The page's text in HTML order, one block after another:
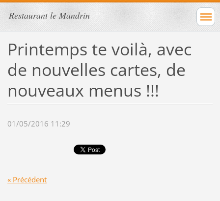
Restaurant le Mandrin
Printemps te voilà, avec
de nouvelles cartes, de
nouveaux menus !!!
01/05/2016 11:29
« Précédent